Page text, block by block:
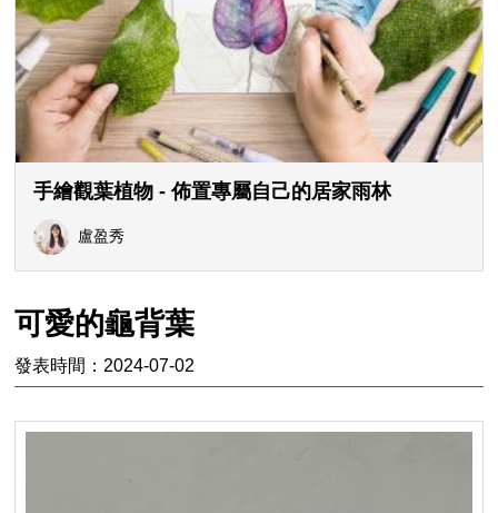
手繪觀葉植物 - 佈置專屬自己的居家雨林
盧盈秀
可愛的龜背葉
發表時間：2024-07-02